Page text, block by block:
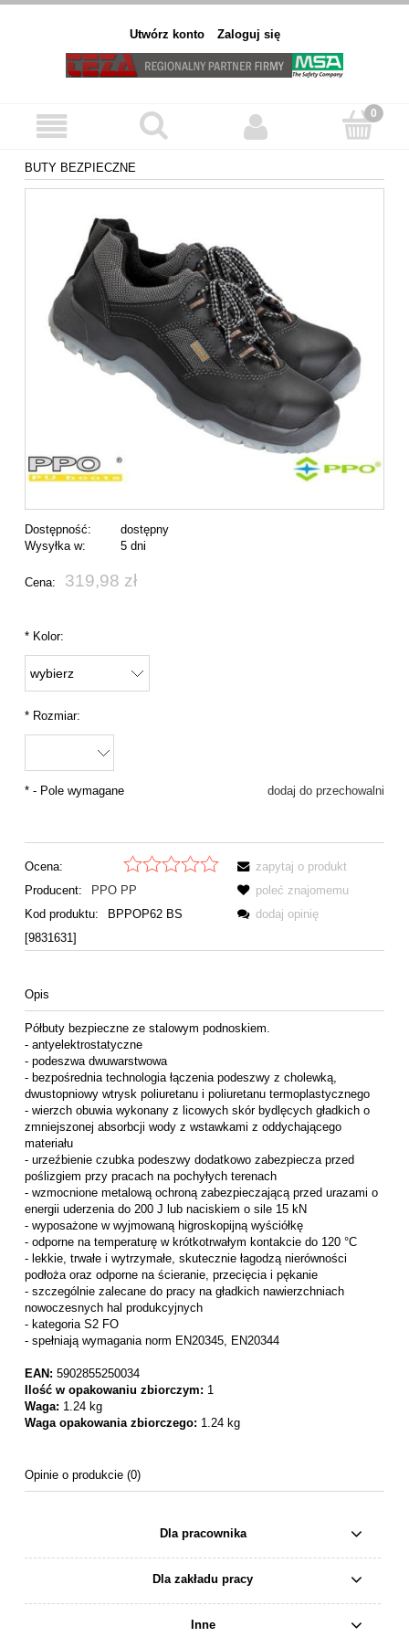
Utwórz konto Zaloguj się
BUTY BEZPIECZNE
Dostępność:
dostępny
Wysyłka w:
5 dni
Cena: 319,98 zł
*Kolor:
*Rozmiar:
dodaj do przechowalni
*- Pole wymagane
Ocena:
Producent:
PPO PP
Kod produktu:
BPPOP62 BS
[9831631]
zapytaj o produkt
poleć znajomemu
dodaj opinię
Opis
Półbuty bezpieczne ze stalowym podnoskiem.
- antyelektrostatyczne
- podeszwa dwuwarstwowa
- bezpośrednia technologia łączenia podeszwy z cholewką,
dwustopniowy wtrysk poliuretanu i poliuretanu termoplastycznego
- wierzch obuwia wykonany z licowych skór bydlęcych gładkich o
zmniejszonej absorbcji wody z wstawkami z oddychającego
materiału
- urzeźbienie czubka podeszwy dodatkowo zabezpiecza przed
poślizgiem przy pracach na pochyłych terenach
- wzmocnione metalową ochroną zabezpieczającą przed urazami o
energii uderzenia do 200 J lub naciskiem o sile 15 kN
- wyposażone w wyjmowaną higroskopijną wyściółkę
- odporne na temperaturę w krótkotrwałym kontakcie do 120 °C
- lekkie, trwałe i wytrzymałe, skutecznie łagodzą nierówności
podłoża oraz odporne na ścieranie, przecięcia i pękanie
- szczególnie zalecane do pracy na gładkich nawierzchniach
nowoczesnych hal produkcyjnych
- kategoria S2 FO
- spełniają wymagania norm EN20345, EN20344
EAN: 5902855250034
Ilość w opakowaniu zbiorczym: 1
Waga: 1.24 kg
Waga opakowania zbiorczego: 1.24 kg
Opinie o produkcie (0)
Dla pracownika
Dla zakładu pracy
Inne